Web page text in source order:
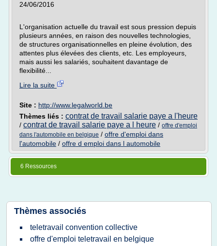
24/06/2016
L'organisation actuelle du travail est sous pression depuis
plusieurs années, en raison des nouvelles technologies,
de structures organisationnelles en pleine évolution, des
attentes plus élevées des clients, etc. Les employeurs,
mais aussi les salariés, souhaitent davantage de
flexibilité...
Lire la suite
Site : http://www.legalworld.be
Thèmes liés : contrat de travail salarie paye a l'heure
/ contrat de travail salarie paye a l heure / offre d'emploi
dans l'automobile en belgique / offre d'emploi dans
l'automobile / offre d emploi dans l automobile
6 Ressources
Thèmes associés
teletravail convention collective
offre d'emploi teletravail en belgique